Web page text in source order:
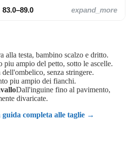
83.0–89.0 expand_more
alla testa, bambino scalzo e dritto.
piu ampio del petto, sotto le ascelle.
senza stringere.
piu ampio dei fianchi.
Dall'inguine fino al pavimento,
divaricate.
guida completa alle taglie →